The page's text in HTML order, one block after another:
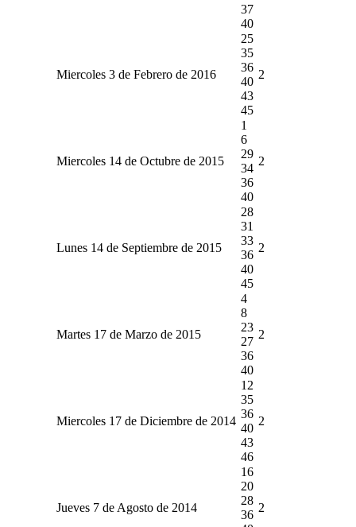
37
40
Miercoles 3 de Febrero de 2016
25
35
36
40
43
45
2
Miercoles 14 de Octubre de 2015
1
6
29
34
36
40
2
Lunes 14 de Septiembre de 2015
28
31
33
36
40
45
2
Martes 17 de Marzo de 2015
4
8
23
27
36
40
2
Miercoles 17 de Diciembre de 2014
12
35
36
40
43
46
2
Jueves 7 de Agosto de 2014
16
20
28
36
2